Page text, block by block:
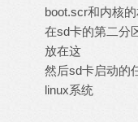
boot.scr和内核
在sd卡的第二分
放在这
然后sd卡启动的
linux系统